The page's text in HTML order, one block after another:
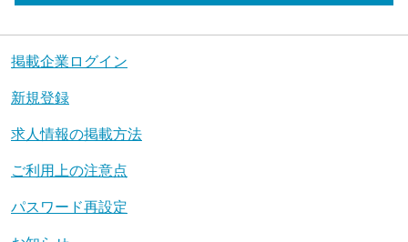
掲載企業ログイン
新規登録
求人情報の掲載方法
ご利用上の注意点
パスワード再設定